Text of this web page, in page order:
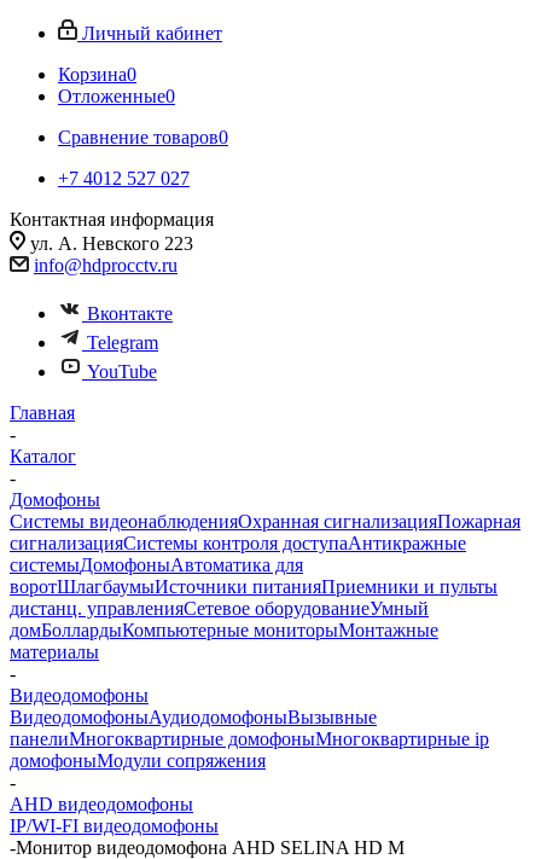
Личный кабинет
Корзина0
Отложенные0
Сравнение товаров0
+7 4012 527 027
Контактная информация
ул. А. Невского 223
info@hdprocctv.ru
Вконтакте
Telegram
YouTube
Главная
-
Каталог
-
Домофоны
Системы видеонаблюденияОхранная сигнализацияПожарная
сигнализацияСистемы контроля доступаАнтикражные
системыДомофоныАвтоматика для
воротШлагбаумыИсточники питанияПриемники и пульты
дистанц. управленияСетевое оборудованиеУмный
домБоллардыКомпьютерные мониторыМонтажные
материалы
-
Видеодомофоны
ВидеодомофоныАудиодомофоныВызывные
панелиМногоквартирные домофоныМногоквартирные ip
домофоныМодули сопряжения
-
AHD видеодомофоны
IP/WI-FI видеодомофоны
-Монитор видеодомофона AHD SELINA HD M